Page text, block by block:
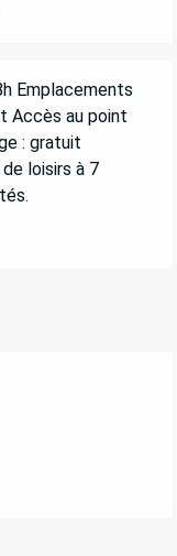
Emplacements
Accès au point
: gratuit
loisirs à 7